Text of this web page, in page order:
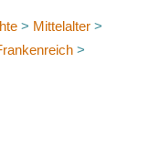
> Mittelalter >
>